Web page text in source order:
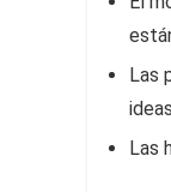
Las
ideas
Las